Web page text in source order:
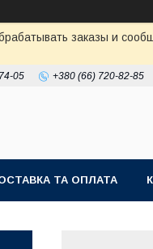
заказы и
05 +380 (66) 720-82-85
ТА ОПЛАТА